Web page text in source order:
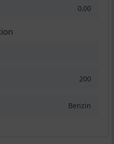
0,00
200
Benzin